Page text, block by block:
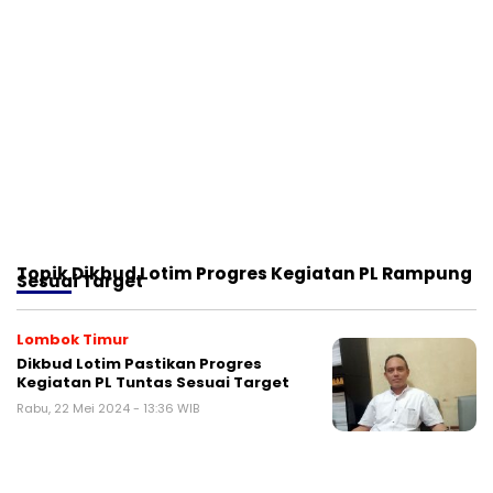
TopikDikbud Lotim Progres Kegiatan PL Rampung
Sesuai Target
Lombok Timur
Dikbud Lotim Pastikan Progres
Kegiatan PL Tuntas Sesuai Target
Rabu, 22 Mei 2024 - 13:36 WIB